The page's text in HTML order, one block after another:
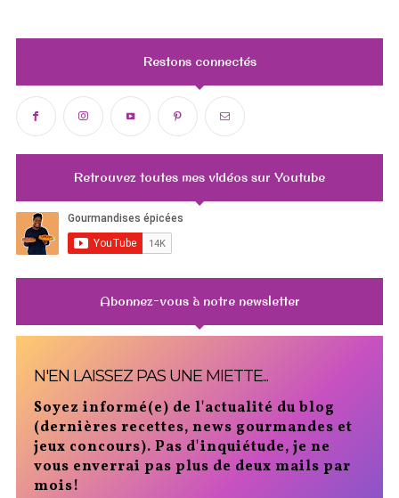
Restons connectés
Retrouvez toutes mes vidéos sur Youtube
Abonnez-vous à notre newsletter
N'EN LAISSEZ PAS UNE MIETTE...
Soyez informé(e) de l'actualité du blog
(dernières recettes, news gourmandes et
jeux concours). Pas d'inquiétude, je ne
vous enverrai pas plus de deux mails par
mois!